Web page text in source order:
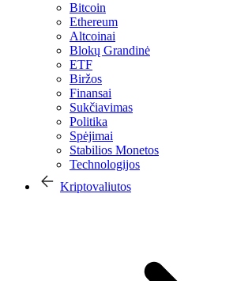
Bitcoin
Ethereum
Altcoinai
Blokų Grandinė
ETF
Biržos
Finansai
Sukčiavimas
Politika
Spėjimai
Stabilios Monetos
Technologijos
Kriptovaliutos